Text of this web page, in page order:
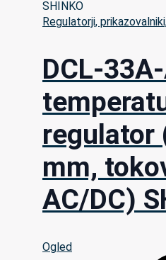
Regulatorji,
DCL-
regulator
mm,
AC/DC)
Ogled